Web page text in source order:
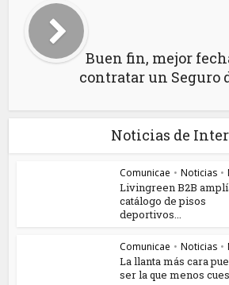
Buen fin, mejor
contratar un Seguro
Noticias de
Comunicae • Noticias •
Livingreen B2B
catálogo de pisos
deportivos...
Comunicae • Noticias •
La llanta más cara
ser la que menos